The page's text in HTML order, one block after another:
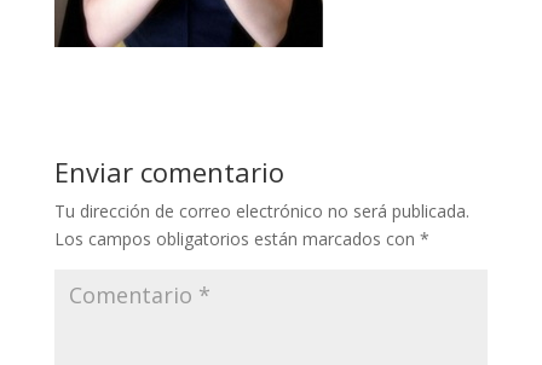
Enviar comentario
Tu dirección de correo electrónico no será publicada.
Los campos obligatorios están marcados con *